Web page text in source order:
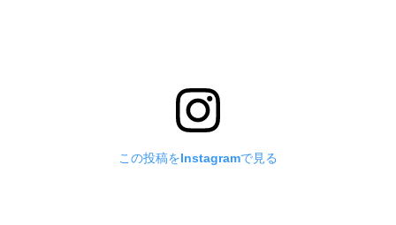
この投稿をInstagramで見る